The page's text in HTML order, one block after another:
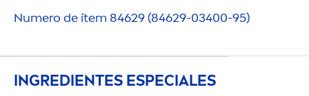
Numero de ítem 84629 (84629-03400-95)
INGREDIENTES ESPECIALES